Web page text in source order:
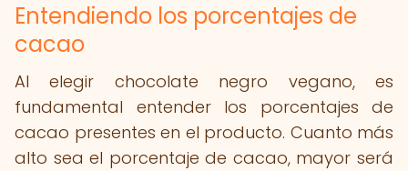
Entendiendo los porcentajes de
cacao
Al elegir chocolate negro vegano, es
fundamental entender los porcentajes de
cacao presentes en el producto. Cuanto más
alto sea el porcentaje de cacao, mayor será